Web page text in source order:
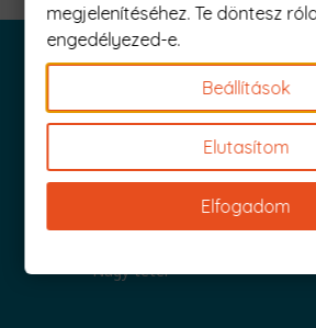
Iratkozz fel és küldjük is az 1000
Nagy tétel
megjelenítéséhez. Te döntesz
engedélyezed-e.
Beállítások
Elutasítom
Elfogadom